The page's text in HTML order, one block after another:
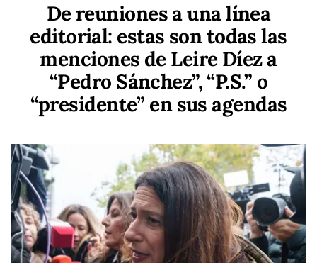
De reuniones a una línea
editorial: estas son todas las
menciones de Leire Díez a
“Pedro Sánchez”, “P.S.” o
“presidente” en sus agendas